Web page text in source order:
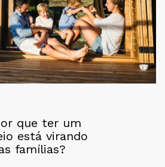
que ter um
está virando
famílias?